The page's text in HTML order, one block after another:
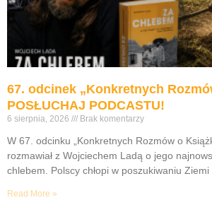
67. odcinek „Konkretnych
POSŁUCHAJ PODCASTU!
6 sierpnia, 2026 Brak komentarzy
W 67. odcinku „Konkretnych Rozmów o
rozmawiał z Wojciechem Ladą o jego
chlebem. Polscy chłopi w poszukiwaniu Ziemi
Read More »